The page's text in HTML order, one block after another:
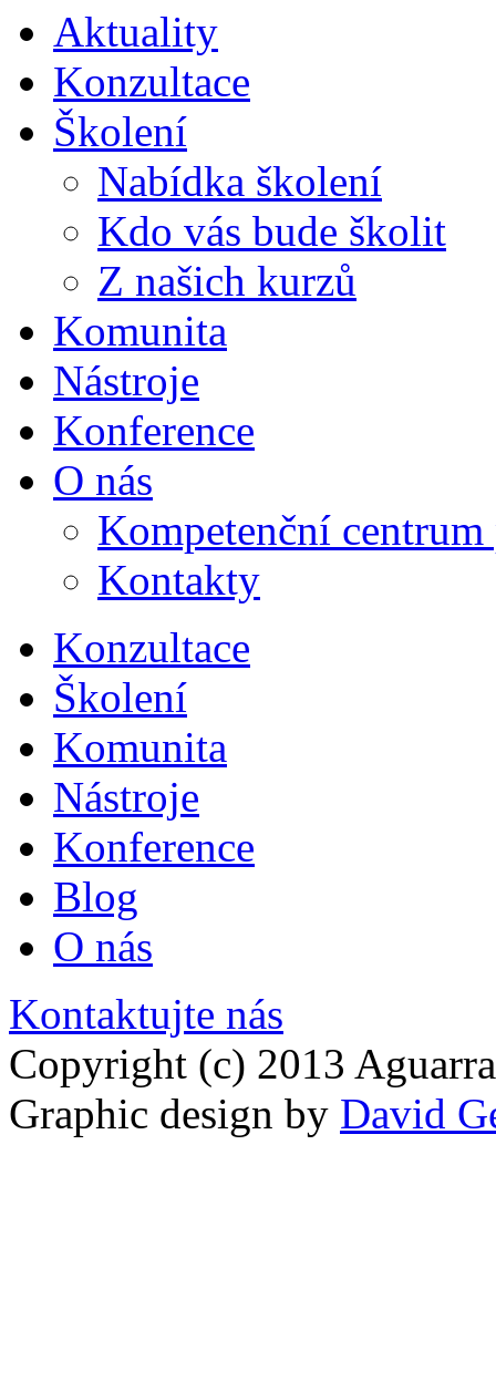
Aktuality
Konzultace
Školení
Nabídka školení
Kdo vás bude školit
Z našich kurzů
Komunita
Nástroje
Konference
O nás
Kompetenční
Kontakty
Konzultace
Školení
Komunita
Nástroje
Konference
Blog
O nás
Kontaktujte nás
Copyright (c) 2013
Graphic design by David